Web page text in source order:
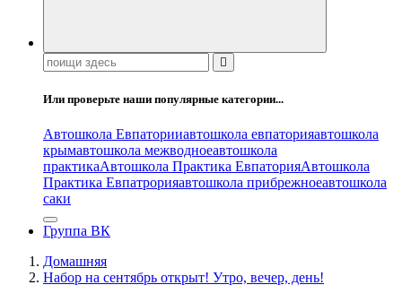
Поиск:
Или проверьте наши популярные категории...
Автошкола Евпаторииавтошкола евпаторияавтошкола
крымавтошкола межводноеавтошкола
практикаАвтошкола Практика ЕвпаторияАвтошкола
Практика Евпатрорияавтошкола прибрежноеавтошкола
саки
Группа ВК
Домашняя
Набор на сентябрь открыт! Утро, вечер, день!